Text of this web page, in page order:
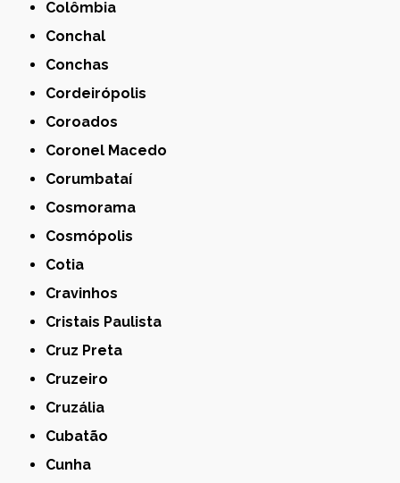
Colômbia
Conchal
Conchas
Cordeirópolis
Coroados
Coronel Macedo
Corumbataí
Cosmorama
Cosmópolis
Cotia
Cravinhos
Cristais Paulista
Cruz Preta
Cruzeiro
Cruzália
Cubatão
Cunha